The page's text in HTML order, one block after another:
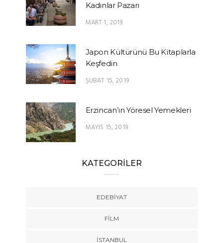
Kadınlar Pazarı
MART 1, 2019
Japon Kültürünü Bu Kitaplarla
Keşfedin
ŞUBAT 15, 2019
Erzincan’ın Yöresel Yemekleri
MAYIS 15, 2019
KATEGORİLER
EDEBIYAT
FILM
İSTANBUL